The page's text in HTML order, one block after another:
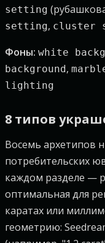
setting
setting, cluster
Фоны: white
background,
lighting
8 типов
Восемь архетипов
потребительских
каждом разделе —
оптимальная для
каратах или
геометрию: